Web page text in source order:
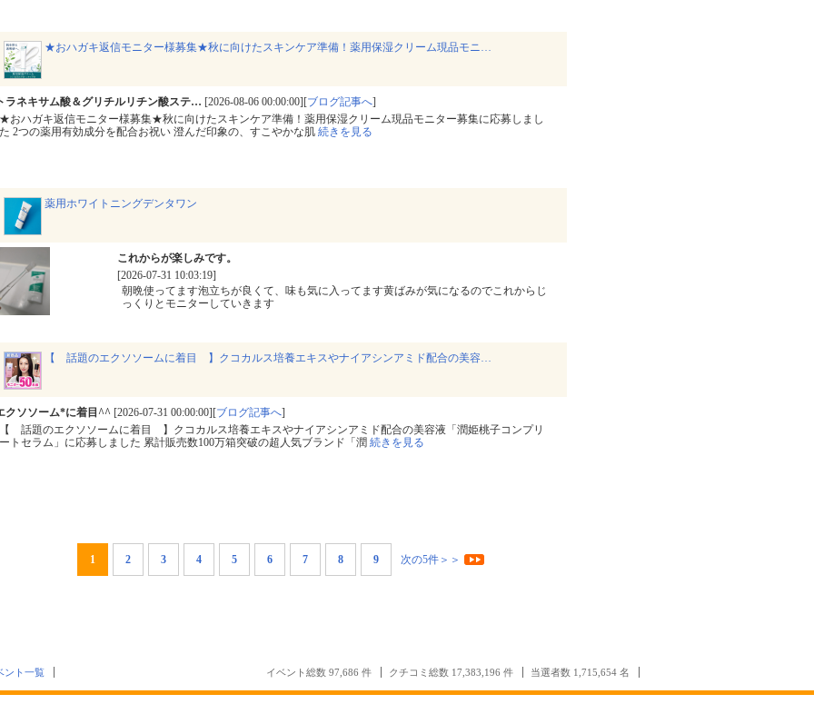
★おハガキ返信モニター様募集★秋に向けたスキンケア準備！薬用保湿クリーム現品モニ…
トラネキサム酸＆グリチルリチン酸ステ… [2026-08-06 00:00:00][ブログ記事へ]
★おハガキ返信モニター様募集★秋に向けたスキンケア準備！薬用保湿クリーム現品モニター募集に応募しまし
た 2つの薬用有効成分を配合お祝い 澄んだ印象の、すこやかな肌 続きを見る
薬用ホワイトニングデンタワン
これからが楽しみです。
[2026-07-31 10:03:19]
朝晩使ってます泡立ちが良くて、味も気に入ってます黄ばみが気になるのでこれからじ
っくりとモニターしていきます
【 話題のエクソソームに着目 】クコカルス培養エキスやナイアシンアミド配合の美容…
クソソーム*に着目^^ [2026-07-31 00:00:00][ブログ記事へ]
【 話題のエクソソームに着目 】クコカルス培養エキスやナイアシンアミド配合の美容液「潤姫桃子コンプリ
ートセラム」に応募しました 累計販売数100万箱突破の超人気ブランド「潤 続きを見る
1 2 3 4 5 6 7 8 9 次の5件＞＞
ント一覧 イベント総数 97,686 件 クチコミ総数 17,383,196 件 当選者数 1,715,654 名